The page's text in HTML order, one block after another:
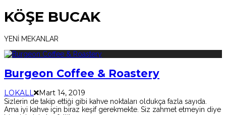
KÖŞE BUCAK
YENİ MEKANLAR
Burgeon Coffee & Roastery
LOKALL Mart 14, 2019
Sizlerin de takip ettiği gibi kahve noktaları oldukça fazla sayıda.
Ama iyi kahve için biraz keşif gerekmekte. Siz zahmet etmeyin diye